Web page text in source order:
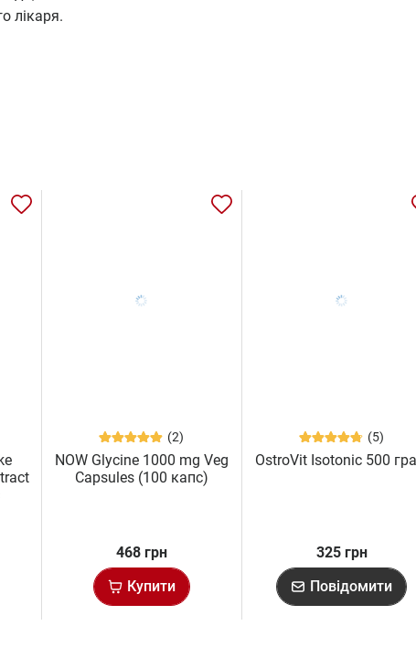
лікаря.
(2)
NOW Glycine 1000 mg Veg
Capsules (100 капс)
468 грн
Купити
(5)
OstroVit Isotonic 500
325 грн
Повідомити